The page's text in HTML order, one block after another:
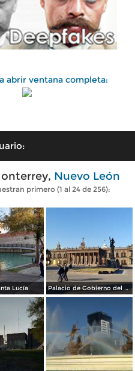
abrir ventana completa:
Nuevo León
primero (1 al 24 de 256):
Lucía Palacio de Gobierno del Estado